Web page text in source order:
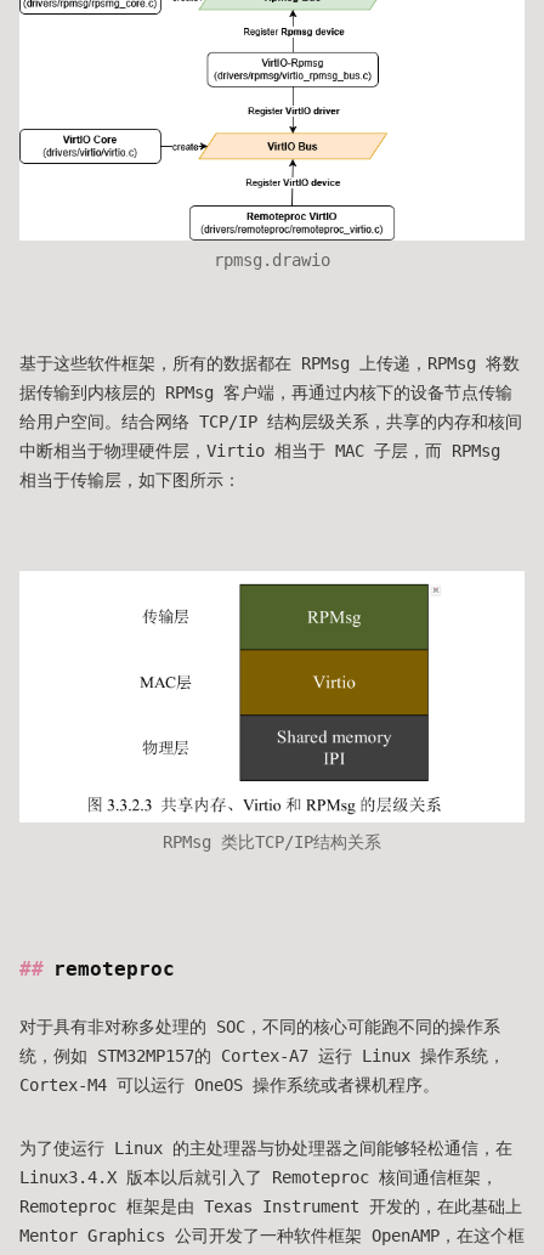
rpmsg.drawio
基于这些软件框架，所有的数据都在 RPMsg 上传递，RPMsg 将数
据传输到内核层的 RPMsg 客户端，再通过内核下的设备节点传输
给用户空间。结合网络 TCP/IP 结构层级关系，共享的内存和核间
中断相当于物理硬件层，Virtio 相当于 MAC 子层，而 RPMsg
相当于传输层，如下图所示：
RPMsg 类比TCP/IP结构关系
remoteproc
对于具有非对称多处理的 SOC，不同的核心可能跑不同的操作系
统，例如 STM32MP157的 Cortex-A7 运行 Linux 操作系统，
Cortex-M4 可以运行 OneOS 操作系统或者裸机程序。
为了使运行 Linux 的主处理器与协处理器之间能够轻松通信，在
Linux3.4.X 版本以后就引入了 Remoteproc 核间通信框架，
Remoteproc 框架是由 Texas Instrument 开发的，在此基础上
Mentor Graphics 公司开发了一种软件框架 OpenAMP，在这个框